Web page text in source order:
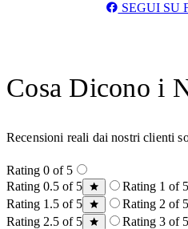
SEGUI SU
Cosa Dicono i
Recensioni reali dai nostri clienti
Rating 0 of 5
Rating 0.5 of 5
Rating 1 of 5
Rating 1.5 of 5
Rating 2 of 5
Rating 2.5 of 5
Rating 3 of 5